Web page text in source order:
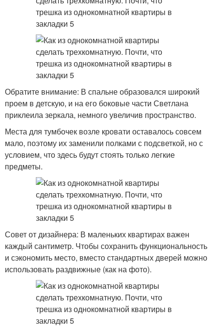
Обратите внимание: В спальне образовался широкий
проем в детскую, и на его боковые части Светлана
приклеила зеркала, немного увеличив пространство.
Места для тумбочек возле кровати оставалось совсем
мало, поэтому их заменили полками с подсветкой, но с
условием, что здесь будут стоять только легкие
предметы.
Совет от дизайнера: В маленьких квартирах важен
каждый сантиметр. Чтобы сохранить функциональность
и сэкономить место, вместо стандартных дверей можно
использовать раздвижные (как на фото).